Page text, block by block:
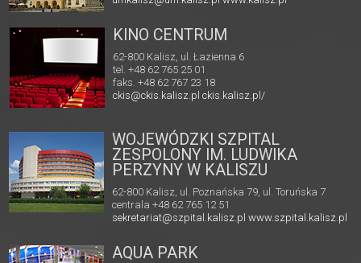
KINO CENTRUM
62-800 Kalisz, ul. Łazienna 6
tel. +48 62 765 25 01
faks. +48 62 767 23 18
ckis@ckis.kalisz.pl ckis.kalisz.pl/
WOJEWÓDZKI SZPITAL
ZESPOLONY IM. LUDWIKA
PERZYNY W KALISZU
62-800 Kalisz, ul. Poznańska 79, ul. Toruńska 7
centrala +48 62 765 12 51
sekretariat@szpital.kalisz.pl www.szpital.kalisz.pl
AQUA PARK